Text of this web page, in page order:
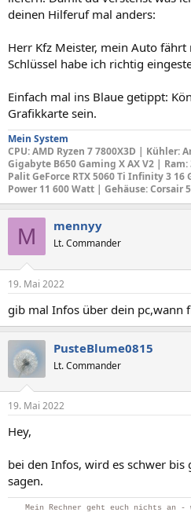
deinen Hilferuf mal anders:
Herr Kfz Meister, mein Auto
Schlüssel habe ich richtig
Einfach mal ins Blaue getippt:
Grafikkarte sein.
Mein System
CPU: AMD Ryzen 7 7800X3D | Kühler:
Gigabyte B650 Gaming X AX V2 |
Palit GeForce RTX 5060 Ti Infinity 3 16
Power 11 600 Watt | Gehäuse: Corsair
M mennyy
Lt. Commander
19. Mai 2022
gib mal Infos über dein pc,wann
PusteBlume0815
Lt. Commander
19. Mai 2022
Hey,
bei den Infos, wird es schwer bis
sagen.
Mein Rechner geht euch nichts an